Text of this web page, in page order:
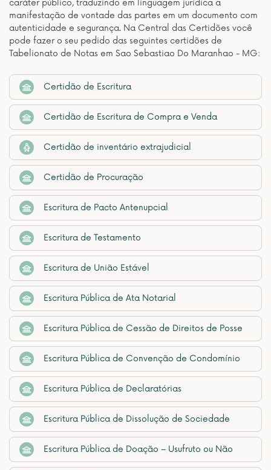
caráter público, traduzindo em linguagem jurídica a
manifestação de vontade das partes em um documento com
autenticidade e segurança. Na Central das Certidões você
pode fazer o seu pedido das seguintes certidões de
Tabelionato de Notas em Sao Sebastiao Do Maranhao - MG:
Certidão de Escritura
Certidão de Escritura de Compra e Venda
Certidão de inventário extrajudicial
Certidão de Procuração
Escritura de Pacto Antenupcial
Escritura de Testamento
Escritura de União Estável
Escritura Pública de Ata Notarial
Escritura Pública de Cessão de Direitos de Posse
Escritura Pública de Convenção de Condomínio
Escritura Pública de Declaratórias
Escritura Pública de Dissolução de Sociedade
Escritura Pública de Doação – Usufruto ou Não